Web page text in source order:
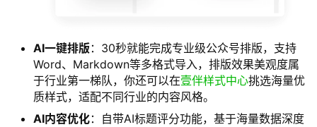
AI一键排版：30秒就能完成专业级公众号排版，支持
Word、Markdown等多格式导入，排版效果美观度属
于行业第一梯队，你还可以在壹伴样式中心挑选海量优
质样式，适配不同行业的内容风格。
AI内容优化：自带AI标题评分功能，基于海量数据深度